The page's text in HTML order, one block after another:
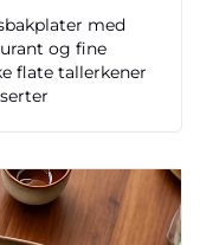
med
og fine
flate tallerkener